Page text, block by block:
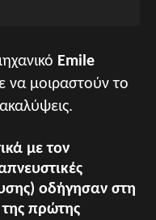
Emile
να μοιραστούν το
με τον
οδήγησαν στη
πρώτης